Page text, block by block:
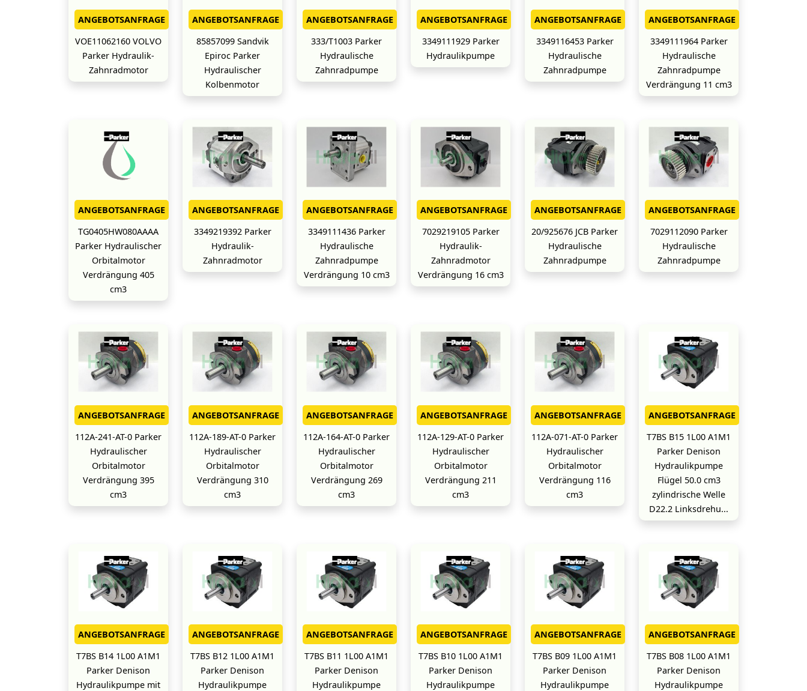
ANGEBOTSANFRAGE
VOE11062160 VOLVO
Parker Hydraulik-
Zahnradmotor
ANGEBOTSANFRAGE
85857099 Sandvik
Epiroc Parker
Hydraulischer
Kolbenmotor
ANGEBOTSANFRAGE
333/T1003 Parker
Hydraulische
Zahnradpumpe
ANGEBOTSANFRAGE
3349111929 Parker
Hydraulikpumpe
ANGEBOTSANFRAGE
3349116453 Parker
Hydraulische
Zahnradpumpe
ANGEBOTSANFRAGE
3349111964 Parker
Hydraulische
Zahnradpumpe
Verdrängung 11 cm3
ANGEBOTSANFRAGE
TG0405HW080AAAA
Parker Hydraulischer
Orbitalmotor
Verdrängung 405
cm3
ANGEBOTSANFRAGE
3349219392 Parker
Hydraulik-
Zahnradmotor
ANGEBOTSANFRAGE
3349111436 Parker
Hydraulische
Zahnradpumpe
Verdrängung 10 cm3
ANGEBOTSANFRAGE
7029219105 Parker
Hydraulik-
Zahnradmotor
Verdrängung 16 cm3
ANGEBOTSANFRAGE
20/925676 JCB Parker
Hydraulische
Zahnradpumpe
ANGEBOTSANFRAGE
7029112090 Parker
Hydraulische
Zahnradpumpe
ANGEBOTSANFRAGE
112A-241-AT-0 Parker
Hydraulischer
Orbitalmotor
Verdrängung 395
cm3
ANGEBOTSANFRAGE
112A-189-AT-0 Parker
Hydraulischer
Orbitalmotor
Verdrängung 310
cm3
ANGEBOTSANFRAGE
112A-164-AT-0 Parker
Hydraulischer
Orbitalmotor
Verdrängung 269
cm3
ANGEBOTSANFRAGE
112A-129-AT-0 Parker
Hydraulischer
Orbitalmotor
Verdrängung 211
cm3
ANGEBOTSANFRAGE
112A-071-AT-0 Parker
Hydraulischer
Orbitalmotor
Verdrängung 116
cm3
ANGEBOTSANFRAGE
T7BS B15 1L00 A1M1
Parker Denison
Hydraulikpumpe
Flügel 50.0 cm3
zylindrische Welle
D22.2 Linksdrehu...
ANGEBOTSANFRAGE
T7BS B14 1L00 A1M1
Parker Denison
Hydraulikpumpe mit
ANGEBOTSANFRAGE
T7BS B12 1L00 A1M1
Parker Denison
Hydraulikpumpe
ANGEBOTSANFRAGE
T7BS B11 1L00 A1M1
Parker Denison
Hydraulikpumpe
ANGEBOTSANFRAGE
T7BS B10 1L00 A1M1
Parker Denison
Hydraulikpumpe
ANGEBOTSANFRAGE
T7BS B09 1L00 A1M1
Parker Denison
Hydraulikpumpe
ANGEBOTSANFRAGE
T7BS B08 1L00 A1M1
Parker Denison
Hydraulikpumpe